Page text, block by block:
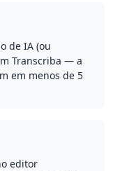
de IA (ou
Transcriba — a
em menos de 5
editor